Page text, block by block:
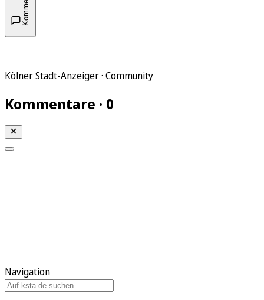
Kölner Stadt-Anzeiger · Community
Kommentare · 0
Navigation